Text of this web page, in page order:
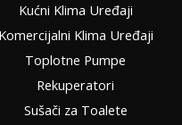
Kućni Klima Uređaji
Komercijalni Klima Uređaji
Toplotne Pumpe
Rekuperatori
Sušači za Toalete